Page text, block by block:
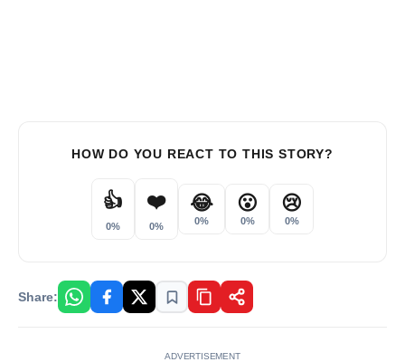
HOW DO YOU REACT TO THIS STORY?
👍
0%
❤️
0%
😂
0%
😮
0%
😢
0%
Share:
ADVERTISEMENT